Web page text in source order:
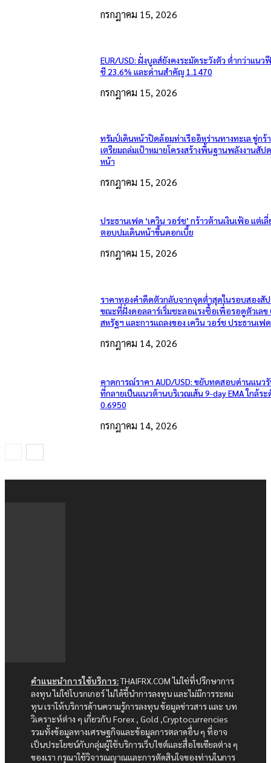
กรกฎาคม 15, 2026
EUR/USD: ฝั่งบูลส์ยังคงระมัดระวังตัว ต่ำกว่าแนว
ชี 23.6% และด่านสำคัญ 1.1470
กรกฎาคม 15, 2026
ทรัมป์เดินหน้าปิดล้อมท่าเรืออิหร่านทางทะเล ขู่กร้
เตรียมถล่มเป้าหมายโครงสร้างพื้นฐานพลังงานสัป
หน้า
กรกฎาคม 15, 2026
ประธานเฟด ‘เควิน วอร์ช’ กร้าวต้านเงินเฟ้อ แต่เลี่
ตอบปมเดินหน้าขึ้นดอกเบี้ย
กรกฎาคม 15, 2026
ราคาทองคำดีดตัวกลับจากจุดต่ำสุดในรอบสองสั
ขณะที่ฝั่งดอลลาร์เริ่มชะลอแรงซื้อเพื่อรอดูตัวเลข
สหรัฐฯ และการแถลงของ เควิน วอร์ช ประธานเฟด
กรกฎาคม 14, 2026
คาดการณ์ราคา AUD/USD: ขยับทดสอบด่านแนวรั
ที่กลายเป็นแนวต้านบริเวณเส้น 9-day EMA ใกล้ร
0.6950
กรกฎาคม 14, 2026
คำแนะนำการใช้บริการ:THAIFRX.COM ไม่ใช่ที่ปรึกษาการ
ลงทุน ไม่ใช่โบรกเกอร์ ไม่ได้ชี้นำการลงทุน และไม่มีการระดม
ทุน เราให้บริการด้านความรู้การลงทุน ข้อมูลข่าวสาร และ บท
วิเคราะห์ต่าง ๆ เกี่ยวกับ Forex , Gold ,Cryptocurrencies
รวมทั้งข้อมูลทางเศรษฐกิจและข้อมูลการตลาดอื่น ๆ ที่อาจ
เป็นประโยชน์กับกลุ่มผู้ใช้บริการเว็บไซต์และสื่อโซเซียลต่าง ๆ
ของเรา กรุณาใช้วิจารณญาณและการตัดสินใจของท่านในการ